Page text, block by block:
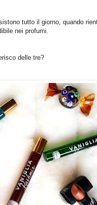
tutto il giorno, quando
nei profumi.
delle tre?